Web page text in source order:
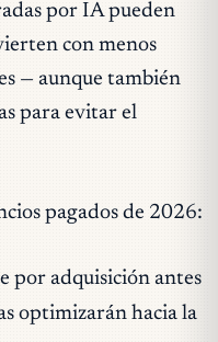
por IA pueden
con menos
— aunque también
para evitar el
pagados de 2026:
por adquisición antes
optimizarán hacia la